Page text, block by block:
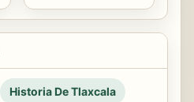
Historia De Tlaxcala